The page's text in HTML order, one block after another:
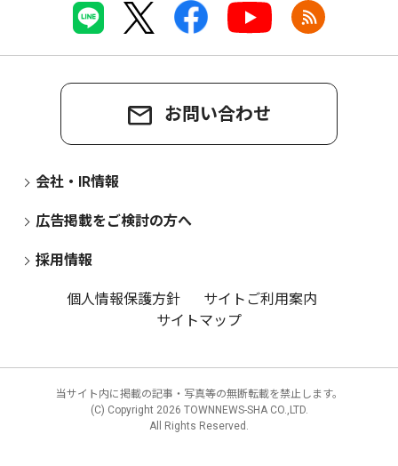
お問い合わせ
会社・IR情報
広告掲載をご検討の方へ
採用情報
個人情報保護方針
サイトご利用案内
サイトマップ
当サイト内に掲載の記事・写真等の無断転載を禁止します。
(C) Copyright 2026 TOWNNEWS-SHA CO.,LTD.
All Rights Reserved.